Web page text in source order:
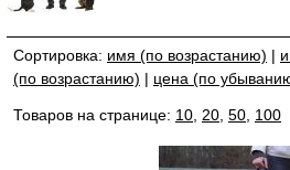
Сортировка: имя (по возрастанию) |
(по возрастанию) | цена (по
Товаров на странице: 10 20 50 100